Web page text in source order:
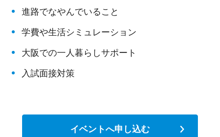
進路でなやんでいること
学費や生活シミュレーション
大阪での一人暮らしサポート
入試面接対策
イベントへ申し込む